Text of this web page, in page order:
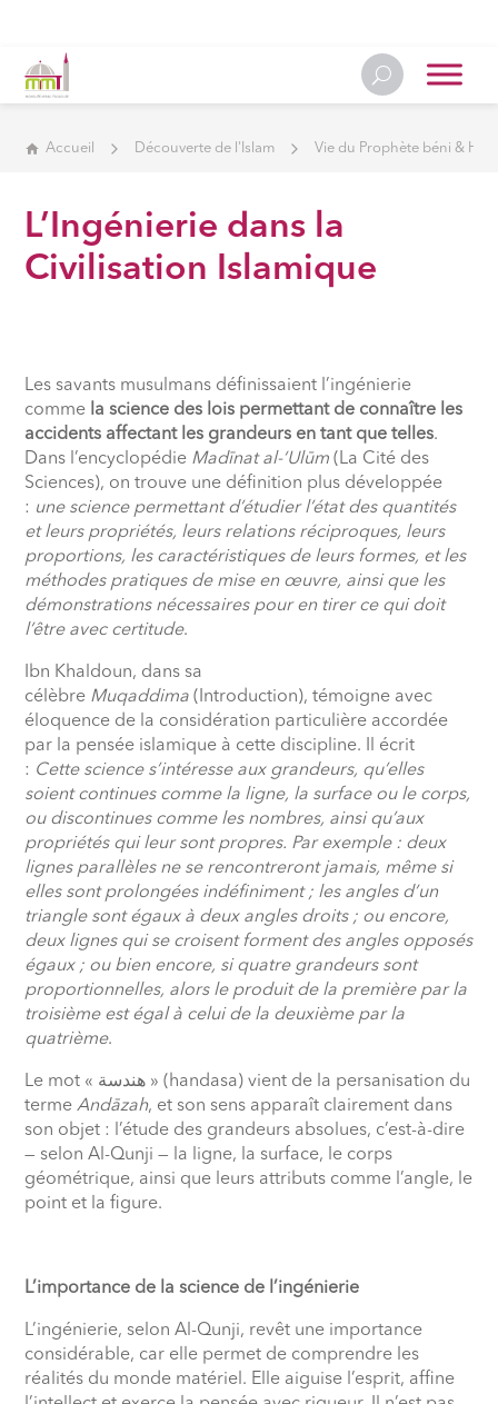
Accueil Découverte de l'Islam Vie du Prophète béni &
L’Ingénierie dans la
Civilisation Islamique
Les savants musulmans définissaient l’ingénierie
comme la science des lois permettant de connaître les
accidents affectant les grandeurs en tant que telles.
Dans l’encyclopédie Madīnat al-‘Ulūm (La Cité des
Sciences), on trouve une définition plus développée
: une science permettant d’étudier l’état des quantités
et leurs propriétés, leurs relations réciproques, leurs
proportions, les caractéristiques de leurs formes, et les
méthodes pratiques de mise en œuvre, ainsi que les
démonstrations nécessaires pour en tirer ce qui doit
l’être avec certitude.
Ibn Khaldoun, dans sa
célèbre Muqaddima (Introduction), témoigne avec
éloquence de la considération particulière accordée
par la pensée islamique à cette discipline. Il écrit
: Cette science s’intéresse aux grandeurs, qu’elles
soient continues comme la ligne, la surface ou le corps,
ou discontinues comme les nombres, ainsi qu’aux
propriétés qui leur sont propres. Par exemple : deux
lignes parallèles ne se rencontreront jamais, même si
elles sont prolongées indéfiniment ; les angles d’un
triangle sont égaux à deux angles droits ; ou encore,
deux lignes qui se croisent forment des angles opposés
égaux ; ou bien encore, si quatre grandeurs sont
proportionnelles, alors le produit de la première par la
troisième est égal à celui de la deuxième par la
quatrième.
Le mot « هندسة » (handasa) vient de la persanisation du
termeAndāzah, et son sens apparaît clairement dans
son objet : l’étude des grandeurs absolues, c’est-à-dire
— selon Al-Qunji — la ligne, la surface, le corps
géométrique, ainsi que leurs attributs comme l’angle, le
point et la figure.
L’importance de la science de l’ingénierie
L’ingénierie, selon Al-Qunji, revêt une importance
considérable, car elle permet de comprendre les
réalités du monde matériel. Elle aiguise l’esprit, affine